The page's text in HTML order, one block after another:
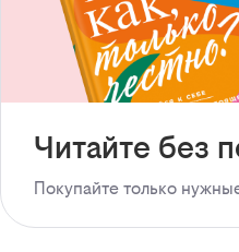
Читайте без
Покупайте только